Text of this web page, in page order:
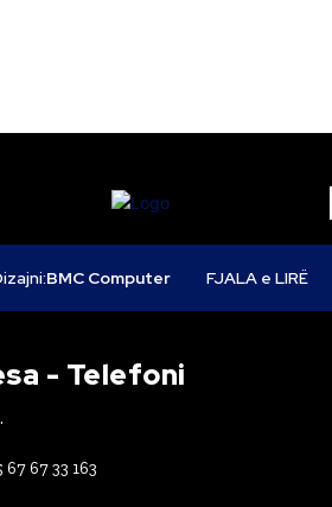
BMC Computer FJALA e LIRË
- Telefoni
67 67 33 163